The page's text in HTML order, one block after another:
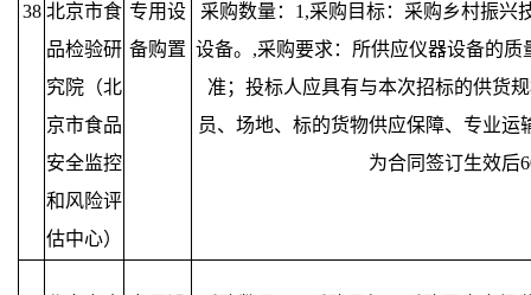
38 北京市食
品检验研
究院（北
京市食品
安全监控
和风险评
估中心）
专用设
备购置
采购数量：1,采购目标：采购乡村振兴
设备。,采购要求：所供应仪器设备的
准；投标人应具有与本次招标的供货
员、场地、标的货物供应保障、专业运
为合同签订生效后